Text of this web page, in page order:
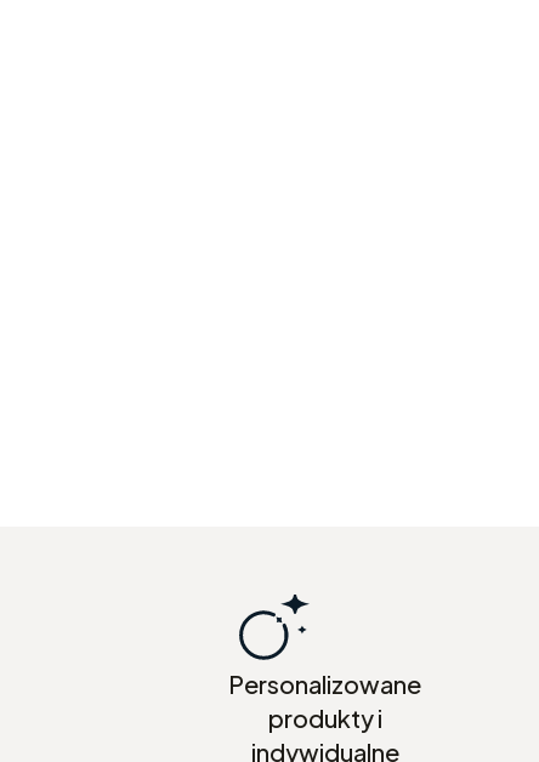
Personalizowane
produkty i
indywidualne